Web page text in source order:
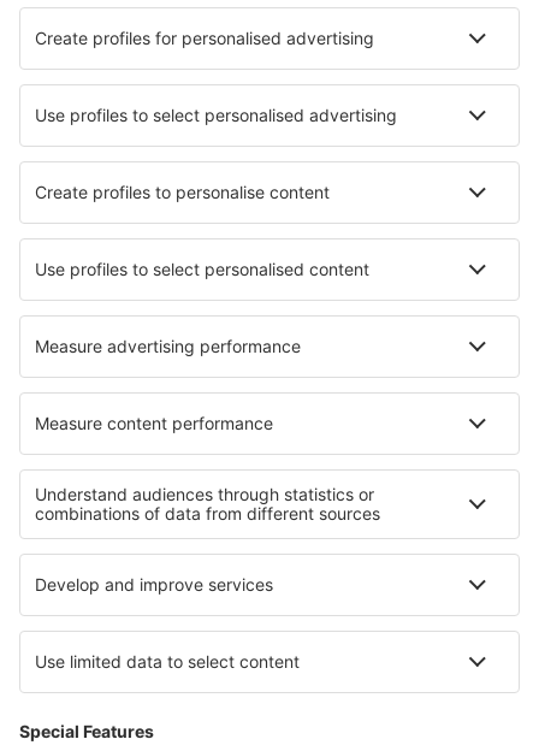
Cele mai bune hoteluri - orașe
Hoteluri în Badminton Hoteluri în Miedziana Góra k. Kielc
Hoteluri în Laxa Hoteluri în Ladiko Hoteluri în Holetown
Hoteluri în Hayling Island Hoteluri în La Durantaye
Hoteluri în Aguelmous
Cele mai bune hoteluri - regiuni
Hoteluri în Alsacia Hoteluri în regiunea Rivierei Franceze
Hoteluri în Champagne Hoteluri în Val d'Isère
Hoteluri în Midi-Pyrenees Hoteluri în Dachstein
Hoteluri in Parcul Național Bontebok
Hoteluri în Emiratele Arabe Unite Hoteluri in Pitztal